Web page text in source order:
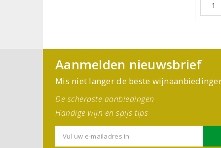
Aanmelden nieuwsbrief
Mis niet langer de beste
De scherpste aanbiedingen
Handige wijn en spijs tips